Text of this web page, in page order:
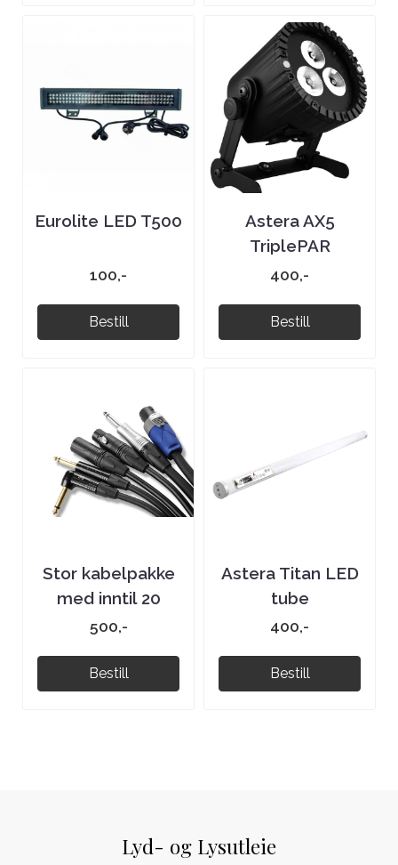
Eurolite LED T500
100,-
Bestill
Astera AX5
TriplePAR
400,-
Bestill
Stor kabelpakke
med inntil 20
kabler
500,-
Bestill
Astera Titan LED
tube
400,-
Bestill
Lyd- og Lysutleie